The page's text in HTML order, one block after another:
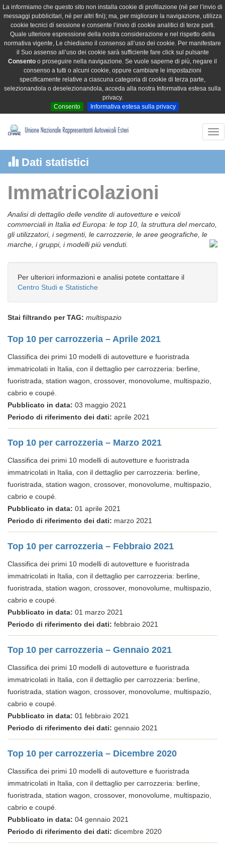
La informiamo che questo sito non installa cookie di profilazione (né per l’invio di
messaggi pubblicitari, né per altri fini); ma, per migliorare la navigazione, utilizza
cookie tecnici di sessione e consente l’invio di cookie analitici di terze parti.
Quale ulteriore espressione della nostra considerazione e nel rispetto della
normativa vigente, Le chiediamo il consenso all’uso dei cookie. Per manifestare
il Suo assenso all’uso dei cookie sarà sufficiente fare click sul pulsante
Consento o proseguire nella navigazione. Se vuole saperne di più, negare il
consenso a tutti o alcuni cookie, oppure cambiare le impostazioni
specificamente relative a ciascuna categoria di cookie di terza parte,
selezionandola o deselezionandola, acceda alla nostra Informativa estesa sulla
privacy.
Consento
Informativa estesa sulla privacy
Dati statistici
Immatricolazioni
Analisi di dettaglio delle vendite di autovetture e veicoli
commerciali in Italia ed Europa: le top 10, la struttura del mercato,
gli utilizzatori, i segmenti, le carrozzerie, le aree geografiche, le
marche, i gruppi, i modelli più venduti.
Per ulteriori informazioni e analisi potete contattare il
Centro Studi e Statistiche
Stai filtrando per TAG: multispazio
Top 10 per carrozzeria – Aprile 2021
Classifica dei primi 10 modelli di autovetture e fuoristrada
immatricolati in Italia, con il dettaglio per carrozzeria: berline,
fuoristrada, station wagon, crossover, monovolume, multispazio,
cabrio e coupé.
Pubblicato in data: 03 maggio 2021
Periodo di riferimento dei dati: aprile 2021
Top 10 per carrozzeria – Marzo 2021
Classifica dei primi 10 modelli di autovetture e fuoristrada
immatricolati in Italia, con il dettaglio per carrozzeria: berline,
fuoristrada, station wagon, crossover, monovolume, multispazio,
cabrio e coupé.
Pubblicato in data: 01 aprile 2021
Periodo di riferimento dei dati: marzo 2021
Top 10 per carrozzeria – Febbraio 2021
Classifica dei primi 10 modelli di autovetture e fuoristrada
immatricolati in Italia, con il dettaglio per carrozzeria: berline,
fuoristrada, station wagon, crossover, monovolume, multispazio,
cabrio e coupé.
Pubblicato in data: 01 marzo 2021
Periodo di riferimento dei dati: febbraio 2021
Top 10 per carrozzeria – Gennaio 2021
Classifica dei primi 10 modelli di autovetture e fuoristrada
immatricolati in Italia, con il dettaglio per carrozzeria: berline,
fuoristrada, station wagon, crossover, monovolume, multispazio,
cabrio e coupé.
Pubblicato in data: 01 febbraio 2021
Periodo di riferimento dei dati: gennaio 2021
Top 10 per carrozzeria – Dicembre 2020
Classifica dei primi 10 modelli di autovetture e fuoristrada
immatricolati in Italia, con il dettaglio per carrozzeria: berline,
fuoristrada, station wagon, crossover, monovolume, multispazio,
cabrio e coupé.
Pubblicato in data: 04 gennaio 2021
Periodo di riferimento dei dati: dicembre 2020